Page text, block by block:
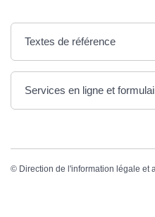
Textes de référence
Services en ligne et
© Direction de l'information légale et